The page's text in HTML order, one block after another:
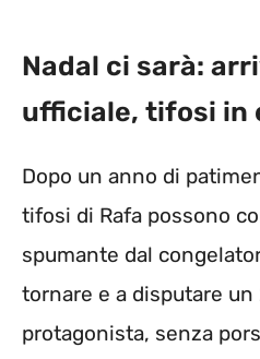
Nadal ci sarà:
ufficiale, tifosi in
Dopo un anno di
tifosi di Rafa possono
spumante dal
tornare e a disputare un
protagonista, senza